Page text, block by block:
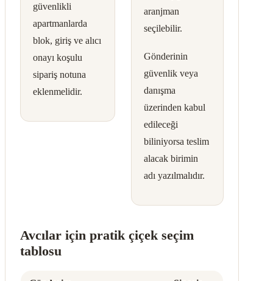
güvenlikli
apartmanlarda
blok, giriş ve alıcı
onayı koşulu
sipariş notuna
eklenmelidir.
aranjman
seçilebilir.
Gönderinin
güvenlik veya
danışma
üzerinden kabul
edileceği
biliniyorsa teslim
alacak birimin
adı yazılmalıdır.
Avcılar için pratik çiçek seçim
tablosu